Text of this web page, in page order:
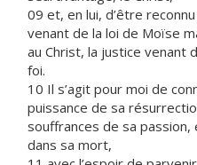
09 et, en lui, d’être
venant de la loi de Moïse
au Christ, la justice venant
foi.
10 Il s’agit pour moi de
puissance de sa
souffrances de sa passion,
dans sa mort,